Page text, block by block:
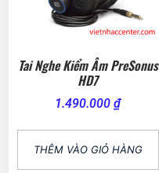
Tai Nghe Kiểm Âm PreSonus
HD7
1.490.000 ₫
THÊM VÀO GIỎ HÀNG